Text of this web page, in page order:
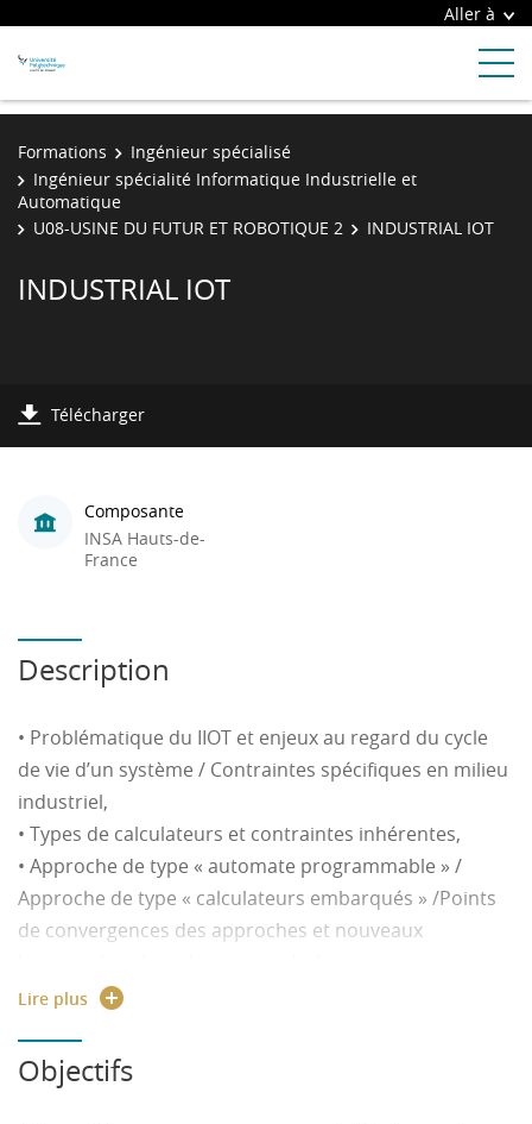
Aller à
Formations
Ingénieur spécialisé
Ingénieur spécialité Informatique Industrielle et
Automatique
U08-USINE DU FUTUR ET ROBOTIQUE 2
INDUSTRIAL IOT
INDUSTRIAL IOT
Télécharger
Composante
INSA Hauts-de-
France
Description
• Problématique du IIOT et enjeux au regard du cycle
de vie d’un système / Contraintes spécifiques en milieu
industriel,
• Types de calculateurs et contraintes inhérentes,
• Approche de type « automate programmable » /
Approche de type « calculateurs embarqués » /Points
de convergences des approches et nouveaux
• Catégories d’outils de développements / Outils
• Evolution : convergence « automation technologies »
« information technologies »
Lire plus
Objectifs